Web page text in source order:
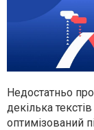
Недостатньо
декілька
оптимізований